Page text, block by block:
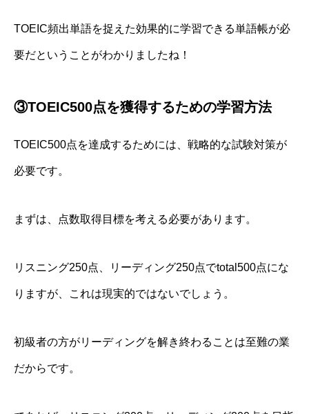
TOEIC頻出単語を捉えた効果的に学習できる単語帳が必
要だということがわかりましたね！
③TOEIC500点を獲得するための学習方法
TOEIC500点を達成するためには、戦略的な試験対策が
必要です。
まずは、点数取得目標を考える必要があります。
リスニング250点、リーディング250点でtotal500点にな
りますが、これは現実的ではないでしょう。
初級者の方がリーディングを解き終わることは至難の業
だからです。